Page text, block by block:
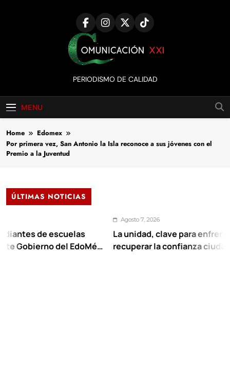
Comunicación
XXI
PERIODISMO DE CALIDAD
MENU
Home
Edomex
Por primera vez, San Antonio la Isla reconoce a sus jóvenes con el
Premio a la Juventud
ÚLTIMAS NOTICIAS
de escuelas
del EdoMéx
Agosto 7, 2026
La unidad, clave para enfrentar los
recuperar la confianza ciudadana: